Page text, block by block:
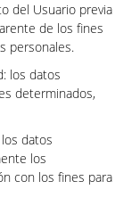
del Usuario previa
de los fines
personales.
los datos
determinados,
datos
los
con los fines para